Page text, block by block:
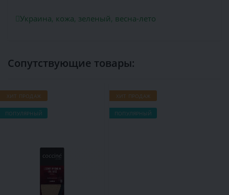
Украина, кожа, зеленый, весна-лето
Сопутствующие товары:
ХИТ ПРОДАЖ
ПОПУЛЯРНЫЙ
ХИТ ПРОДАЖ
ПОПУЛЯРНЫЙ